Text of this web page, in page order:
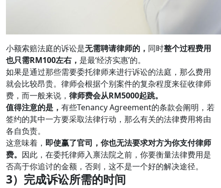
小额索赔法庭的诉讼是无需聘请律师的， 同时整个过程费用
也只需RM100左右， 是最‘经济实惠’的。
如果是通过那些需要委托律师来进行诉讼的法庭，那么费用
就会比较昂贵。律师会根据个别案件的复杂程度来征收律师
费，而一般来说， 律师费会从RM5000起跳。
值得注意的是， 有些Tenancy Agreement的条款会阐明，若
签约的其中一方要采取法律行动，那么有关的法律费用将由
各自负责。
这意味着， 即使赢了官司，你也无法要求对方为你支付律师
费。 因此，在委托律师入禀法院之前，你要衡量法律费用是
否高于你追讨的金额，否则，这不是一个好的解决途径。
3）完成诉讼所需的时间